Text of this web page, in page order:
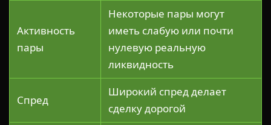
Активность
пары
Некоторые пары могут
иметь слабую или почти
нулевую реальную
ликвидность
Спред
Широкий спред делает
сделку дорогой